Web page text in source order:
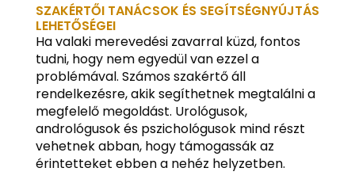
SZAKÉRTŐI TANÁCSOK ÉS SEGÍTSÉGNYÚJTÁS
LEHETŐSÉGEI
Ha valaki merevedési zavarral küzd, fontos
tudni, hogy nem egyedül van ezzel a
problémával. Számos szakértő áll
rendelkezésre, akik segíthetnek megtalálni a
megfelelő megoldást. Urológusok,
andrológusok és pszichológusok mind részt
vehetnek abban, hogy támogassák az
érintetteket ebben a nehéz helyzetben.